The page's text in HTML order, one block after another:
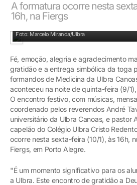
A formatura ocorre nesta
16h, na Fiergs
Foto: Marcelo Miranda/Ulbra
Fé, emoção, alegria e agradecimento
gratidão e a entrega simbólica da toga
formandos de Medicina da Ulbra
aconteceu na noite de quinta-feira (9/
O encontro festivo, com músicas,
coordenado pelos reverendos André
universitário da Ulbra Canoas, e pastor
capelão do Colégio Ulbra Cristo
ocorre nesta sexta-feira (10/1), às 16h,
Fiergs, em Porto Alegre.
"É um momento significativo para os
a Ulbra. Este encontro de gratidão a